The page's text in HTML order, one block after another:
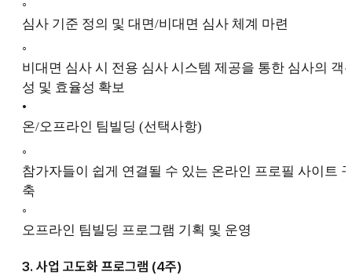
◦
심사 기준 정의 및 대면/비대면 심사 체계 마련
◦
비대면 심사 시 전용 심사 시스템 제공을 통한 심사의 객
성 및 효율성 확보
•
온/오프라인 팀빌딩 (선택사항)
◦
참가자들이 쉽게 연결될 수 있는 온라인 프로필 사이트
축
◦
오프라인 팀빌딩 프로그램 기획 및 운영
3. 사업 고도화 프로그램 (4주)